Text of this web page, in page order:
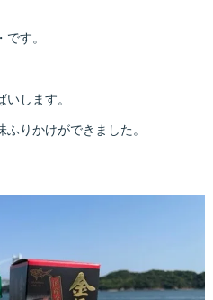
す。
します。
りかけができました。